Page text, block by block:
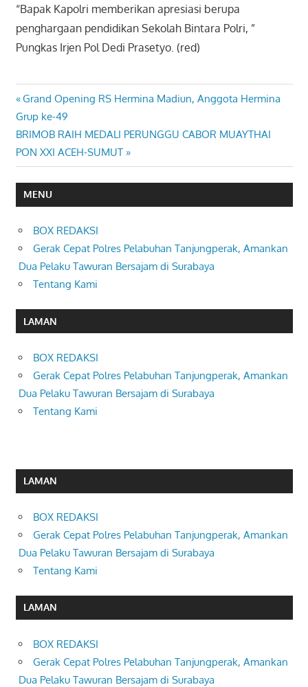
“Bapak Kapolri memberikan apresiasi berupa
penghargaan pendidikan Sekolah Bintara Polri, ”
Pungkas Irjen Pol Dedi Prasetyo. (red)
Navigasi
pos
Previous
Post:
Grand Opening RS Hermina Madiun, Anggota Hermina
Grup ke-49
Next
Post:
BRIMOB RAIH MEDALI PERUNGGU CABOR MUAYTHAI
PON XXI ACEH-SUMUT
MENU
BOX REDAKSI
Gerak Cepat Polres Pelabuhan Tanjungperak, Amankan
Dua Pelaku Tawuran Bersajam di Surabaya
Tentang Kami
LAMAN
BOX REDAKSI
Gerak Cepat Polres Pelabuhan Tanjungperak, Amankan
Dua Pelaku Tawuran Bersajam di Surabaya
Tentang Kami
LAMAN
BOX REDAKSI
Gerak Cepat Polres Pelabuhan Tanjungperak, Amankan
Dua Pelaku Tawuran Bersajam di Surabaya
Tentang Kami
LAMAN
BOX REDAKSI
Gerak Cepat Polres Pelabuhan Tanjungperak, Amankan
Dua Pelaku Tawuran Bersajam di Surabaya